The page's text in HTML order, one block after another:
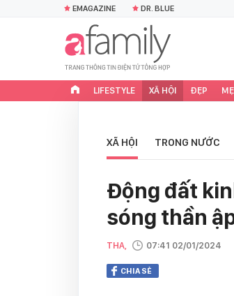
EMAGAZINE DR. BLUE
LIFESTYLE XÃ HỘI ĐẸP
XÃ HỘI TRONG NƯỚC
Động đất
sóng thần
THA, 07:41 02/01/2024
CHIA SẺ